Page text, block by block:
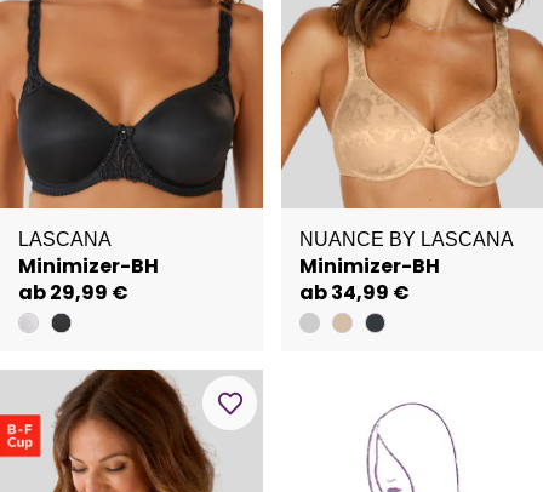
LASCANA
Minimizer-BH
ab 29,99 €
NUANCE BY LASCANA
Minimizer-BH
ab 34,99 €